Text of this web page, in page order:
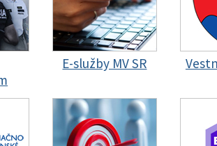
E-služby MV SR